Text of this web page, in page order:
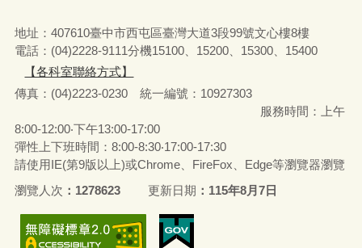
地址：407610臺中市西屯區臺灣大道3段99號文心樓8樓
電話：(04)2228-9111分機15100、15200、15300、15400
【各科室聯絡方式】
傳真：(04)2223-0230 統一編號 ： 10927303
服務時間：上午
8:00-12:00‧下午13:00-17:00
彈性上下班時間：8:00-8:30‧17:00-17:30
請使用IE(第9版以上)或Chrome、FireFox、Edge等瀏覽器瀏覽
瀏覽人次
1278623 更新日期 115年8月7日